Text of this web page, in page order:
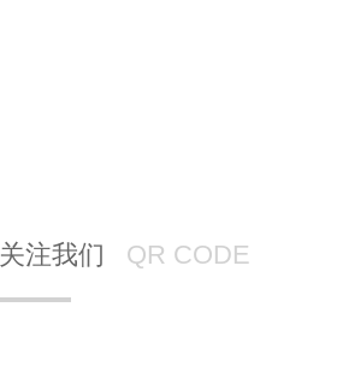
关注我们 QR CODE